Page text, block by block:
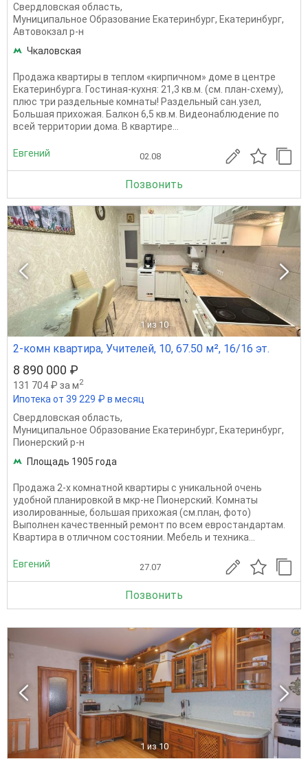
Свердловская область,
Муниципальное Образование Екатеринбург, Екатеринбург,
Автовокзал р-н
Чкаловская
Продажа квартиры в теплом «кирпичном» доме в центре
Екатеринбурга. Гостиная-кухня: 21,3 кв.м. (см. план-схему),
плюс три раздельные комнаты! Раздельный сан.узел,
Большая прихожая. Балкон 6,5 кв.м. Видеонаблюдение по
всей территории дома. В квартире...
Евгений 02.08
Позвонить
1 из 10
2-комн квартира, Учителей, 10, 67.50 м², 16/16 эт.
8 890 000 ₽
131 704 ₽ за м2
Ипотека от 39 229 ₽ в месяц
Свердловская область,
Муниципальное Образование Екатеринбург, Екатеринбург,
Пионерский р-н
Площадь 1905 года
Продажа 2-х комнатной квартиры с уникальной очень
удобной планировкой в мкр-не Пионерский. Комнаты
изолированные, большая прихожая (см.план, фото)
Выполнен качественный ремонт по всем евростандартам.
Квартира в отличном состоянии. Мебель и техника...
Евгений 27.07
Позвонить
1 из 10